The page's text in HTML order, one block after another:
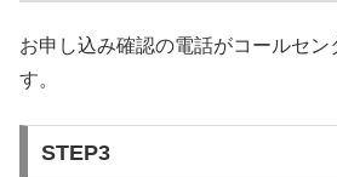
お申し込み確認の電話がコールセン
す。
STEP3